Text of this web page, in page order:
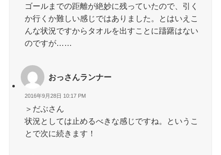
ゴールまでの距離が絶妙に残っていたので、引く
か行くか難しい感じではありました。とはいえこ
んな状況ですからタオルを出すことに躊躇はない
のですが……
おっさんランナー
2016年9月28日 10:17 PM
＞だぶさん
状況としては止めるべきな感じですね。というこ
とで次に続きます！